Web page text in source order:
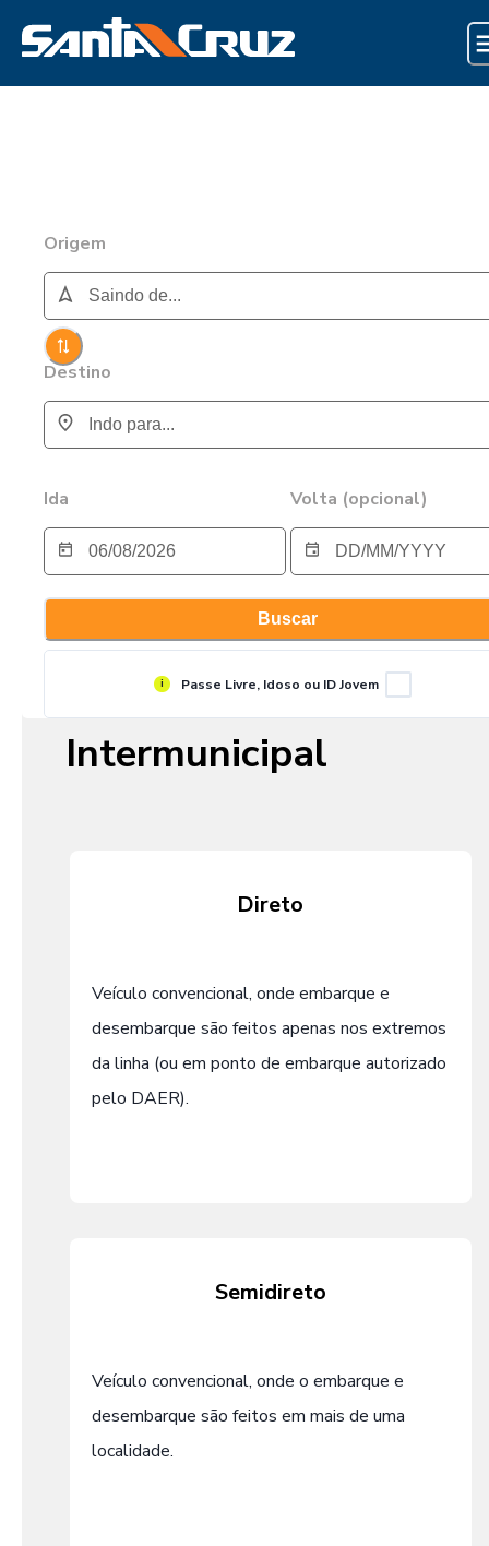
Origem
Destino
Ida Volta (opcional)
Buscar
i Passe Livre, Idoso ou ID Jovem
Modalidades
Intermunicipal
Direto
Veículo convencional, onde embarque e
desembarque são feitos apenas nos extremos
da linha (ou em ponto de embarque autorizado
pelo DAER).
Semidireto
Veículo convencional, onde o embarque e
desembarque são feitos em mais de uma
localidade.